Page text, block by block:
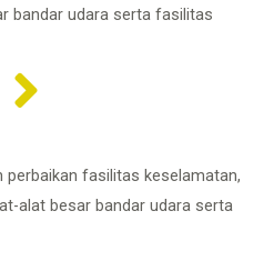
bandar udara serta fasilitas
perbaikan fasilitas keselamatan,
alat besar bandar udara serta